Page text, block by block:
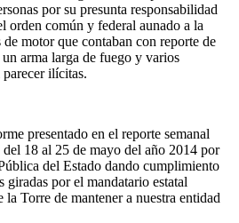
por su presunta responsabilidad
orden común y federal aunado a la
motor que contaban con reporte de
arma larga de fuego y varios
ilícitas.
presentado en el reporte semanal
18 al 25 de mayo del año 2014 por
del Estado dando cumplimiento
giradas por el mandatario estatal
Torre de mantener a nuestra entidad